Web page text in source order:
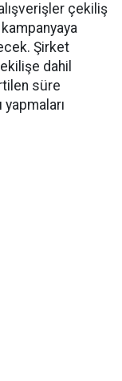
çekiliş
Şirket
dahil
süre